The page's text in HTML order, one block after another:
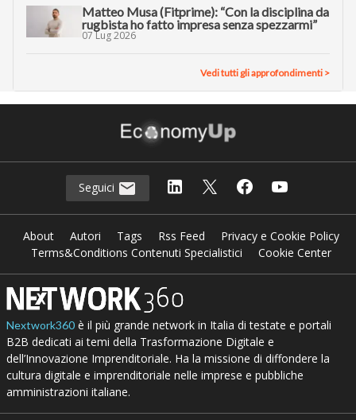
Matteo Musa (Fitprime): “Con la disciplina da
rugbista ho fatto impresa senza spezzarmi”
07 Lug 2026
Vedi tutti gli approfondimenti >
Seguici
About Autori Tags Rss Feed
Privacy e Cookie Policy
Terms&Conditions Contenuti Specialistici
Cookie Center
Nextwork360è il più grande network in Italia di testate e portali
B2B dedicati ai temi della Trasformazione Digitale e
dell’Innovazione Imprenditoriale. Ha la missione di diffondere la
cultura digitale e imprenditoriale nelle imprese e pubbliche
amministrazioni italiane.